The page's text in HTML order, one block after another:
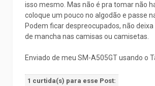
isso mesmo. Mas não é pra tomar não
coloque um pouco no algodão e passe
Podem ficar despreocupados, não
de mancha nas camisas ou camisetas.
Enviado de meu SM-A505GT usando o
1 curtida(s) para esse Post: